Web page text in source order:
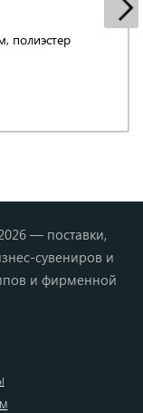
полиэстер
— поставки,
сувениров и
и фирменной